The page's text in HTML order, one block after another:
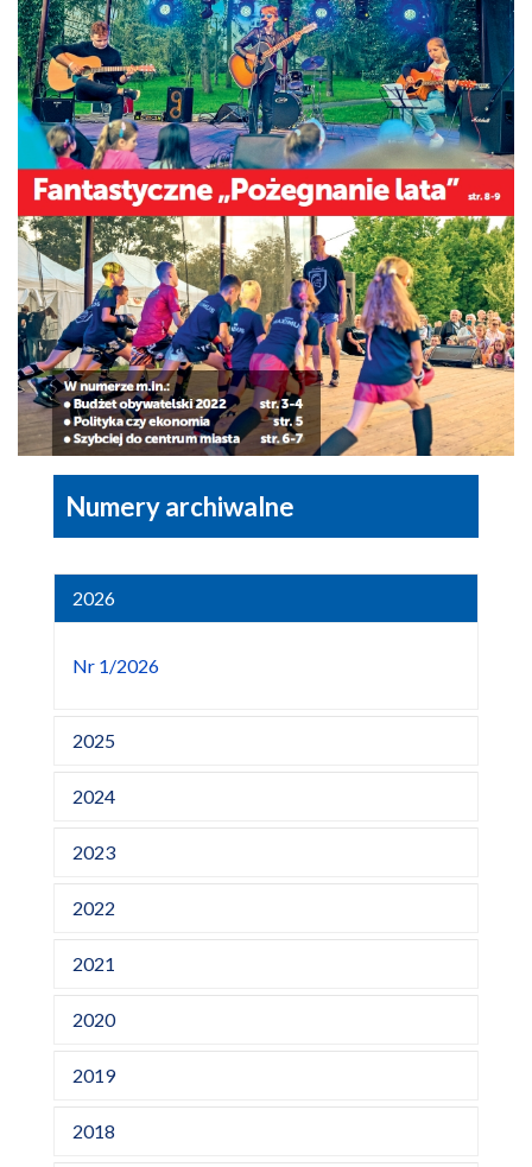
Numery archiwalne
2026
Nr 1/2026
2025
2024
2023
2022
2021
2020
2019
2018